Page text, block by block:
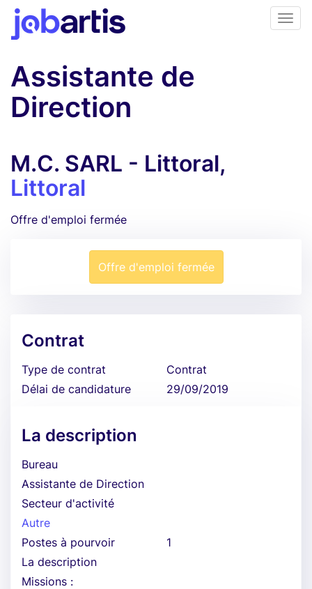
Assistante de
Direction
M.C. SARL - Littoral,
Littoral
Offre d'emploi fermée
Offre d'emploi fermée
Contrat
Type de contrat
Contrat
Délai de candidature
29/09/2019
La description
Bureau
Assistante de Direction
Secteur d'activité
Autre
Postes à pourvoir
1
La description
Missions :